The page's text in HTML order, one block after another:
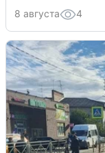
8 августа 4